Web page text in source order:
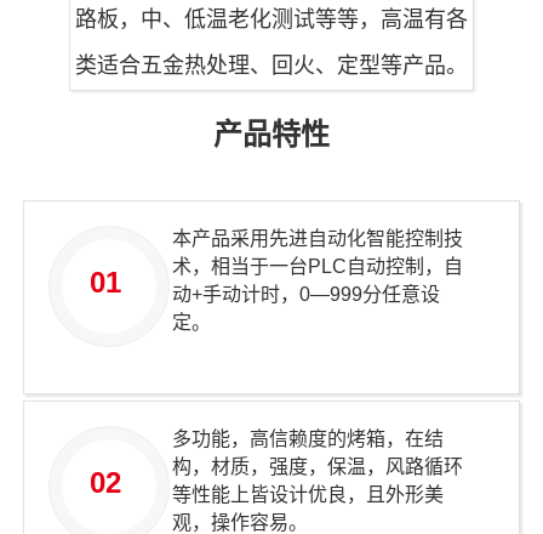
路板，中、低温老化测试等等，高温有各
类适合五金热处理、回火、定型等产品。
产品特性
01
本产品采用先进自动化智能控制技
术，相当于一台PLC自动控制，自
动+手动计时，0—999分任意设
定。
02
多功能，高信赖度的烤箱，在结
构，材质，强度，保温，风路循环
等性能上皆设计优良，且外形美
观，操作容易。